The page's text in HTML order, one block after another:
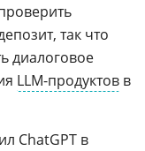
так что
диалоговое
LLM-продуктов в
ChatGPT в